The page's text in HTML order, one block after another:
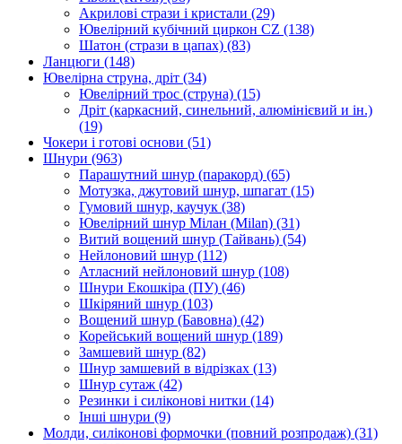
Акрилові стрази і кристали (29)
Ювелірний кубічний циркон CZ (138)
Шатон (стрази в цапах) (83)
Ланцюги (148)
Ювелірна струна, дріт (34)
Ювелірний трос (струна) (15)
Дріт (каркасний, синельний, алюмінієвий и ін.)
(19)
Чокери і готові основи (51)
Шнури (963)
Парашутний шнур (паракорд) (65)
Мотузка, джутовий шнур, шпагат (15)
Гумовий шнур, каучук (38)
Ювелірний шнур Мілан (Milan) (31)
Витий вощений шнур (Тайвань) (54)
Нейлоновий шнур (112)
Атласний нейлоновий шнур (108)
Шнури Екошкіра (ПУ) (46)
Шкіряний шнур (103)
Вощений шнур (Бавовна) (42)
Корейський вощений шнур (189)
Замшевий шнур (82)
Шнур замшевий в відрізках (13)
Шнур сутаж (42)
Резинки і силіконові нитки (14)
Інші шнури (9)
Молди, силіконові формочки (повний розпродаж) (31)